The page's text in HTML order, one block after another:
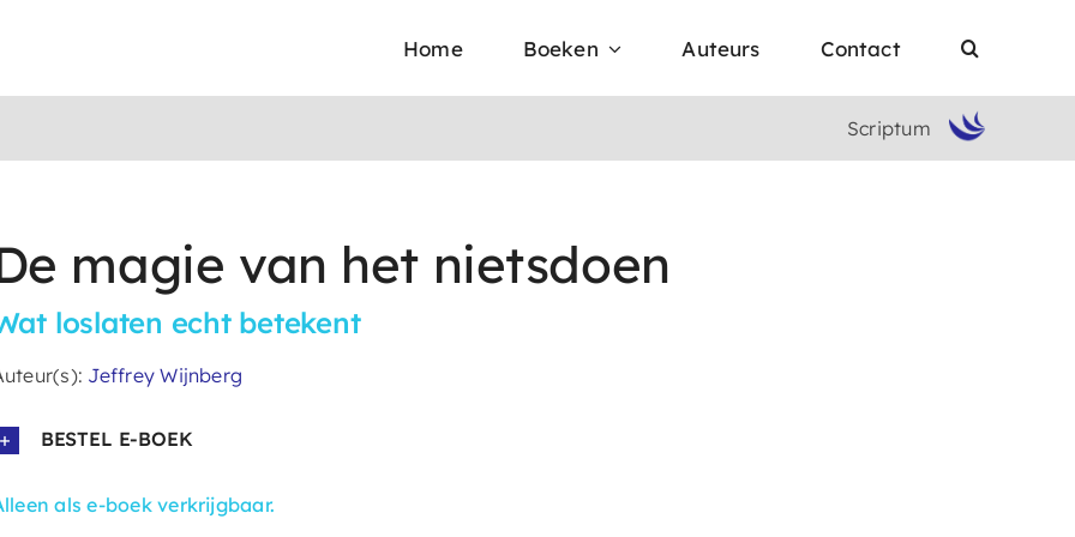
Home Boeken Auteurs Contact
Scriptum
magie van het nietsdoen
loslaten echt betekent
Jeffrey Wijnberg
BESTEL E-BOEK
als e-boek verkrijgbaar.